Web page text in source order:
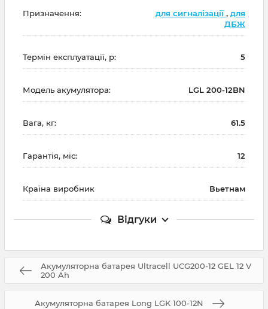
Призначення: для сигналізації , для
ДБЖ
Термін експлуатації, р: 5
Модель акумулятора: LGL 200-12BN
Вага, кг: 61.5
Гарантія, міс: 12
Країна виробник Вьетнам
Відгуки
Акумуляторна батарея Ultracell UCG200-12 GEL 12 V
200 Ah
Акумуляторна батарея Long LGK 100-12N